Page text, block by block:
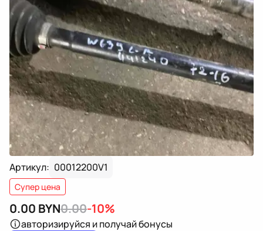
Артикул: 00012200V1
Супер цена
0.00 BYN0.00-10%
авторизируйся и получай бонусы